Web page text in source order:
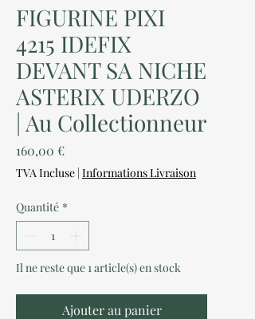
FIGURINE PIXI
4215 IDEFIX
DEVANT SA NICHE
ASTERIX UDERZO
| Au Collectionneur
160,00 €Prix
TVA Incluse | Informations Livraison
Quantité *
Il ne reste que 1 article(s) en stock
Ajouter au panier